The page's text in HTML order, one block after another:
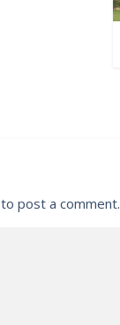
to post a comment.